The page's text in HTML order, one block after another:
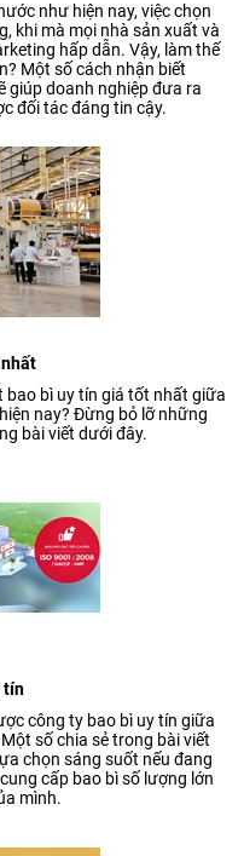
như hiện nay, việc chọn
khi mà mọi nhà sản xuất và
hấp dẫn. Vậy, làm thế
Một số cách nhận biết
giúp doanh nghiệp đưa ra
đối tác đáng tin cậy.
bì uy tín giá tốt nhất giữa
nay? Đừng bỏ lỡ những
bài viết dưới đây.
tín
công ty bao bì uy tín giữa
số chia sẻ trong bài viết
chọn sáng suốt nếu đang
cấp bao bì số lượng lớn
mình.